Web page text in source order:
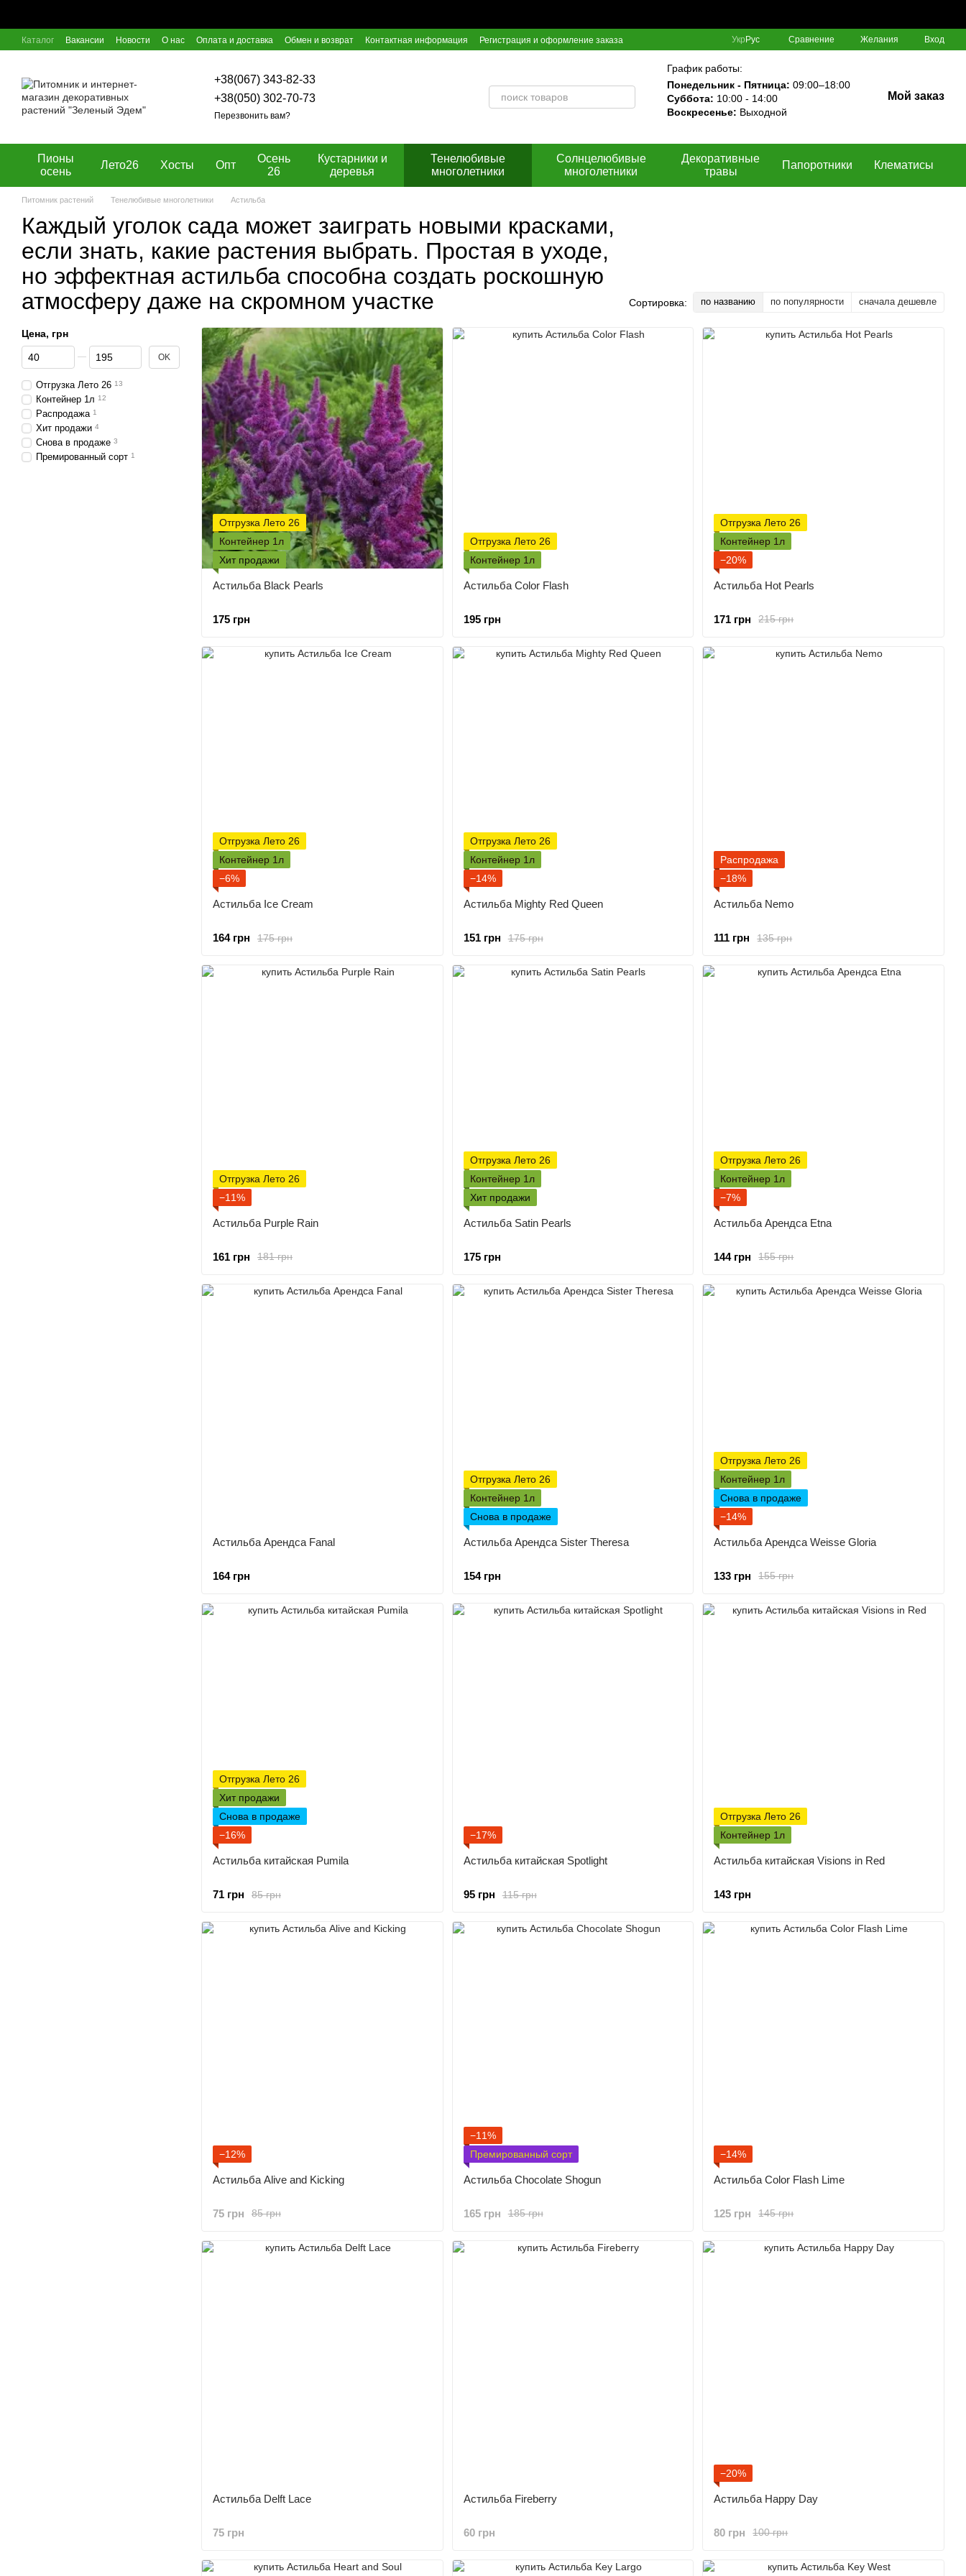
Каталог Вакансии Новости О нас Оплата и доставка Обмен и возврат Контактная информация
Регистрация и оформление заказа
Укр Рус Сравнение Желания Вход
+38(067) 343-82-33
+38(050) 302-70-73
Перезвонить вам?
График работы:
Понедельник - Пятница: 09:00–18:00
Суббота: 10:00 - 14:00
Воскресенье: Выходной
Мой заказ
Пионы
осень
Лето26 Хосты Опт
Осень
26
Кустарники и
деревья
Тенелюбивые
многолетники
Солнцелюбивые
многолетники
Декоративные
травы
Папоротники Клематисы
Питомник растений Тенелюбивые многолетники Астильба
Каждый уголок сада может заиграть новыми красками,
если знать, какие растения выбрать. Простая в уходе,
но эффектная астильба способна создать роскошную
атмосферу даже на скромном участке
Сортировка: по названию по популярности сначала дешевле
Отгрузка Лето 26
Контейнер 1л
Хит продажи
Астильба Black Pearls
175 грн
Отгрузка Лето 26
Контейнер 1л
Астильба Color Flash
195 грн
Отгрузка Лето 26
Контейнер 1л
−20%
Астильба Hot Pearls
215 грн
171 грн
Отгрузка Лето 26
Контейнер 1л
−6%
Астильба Ice Cream
175 грн
164 грн
Отгрузка Лето 26
Контейнер 1л
−14%
Астильба Mighty Red Queen
175 грн
151 грн
Распродажа
−18%
Астильба Nemo
135 грн
111 грн
Отгрузка Лето 26
−11%
Астильба Purple Rain
181 грн
161 грн
Отгрузка Лето 26
Контейнер 1л
Хит продажи
Астильба Satin Pearls
175 грн
Отгрузка Лето 26
Контейнер 1л
−7%
Астильба Арендса Etna
155 грн
144 грн
Астильба Арендса Fanal
164 грн
Отгрузка Лето 26
Контейнер 1л
Снова в продаже
Астильба Арендса Sister Theresa
154 грн
Отгрузка Лето 26
Контейнер 1л
Снова в продаже
−14%
Астильба Арендса Weisse Gloria
155 грн
133 грн
Отгрузка Лето 26
Хит продажи
Снова в продаже
−16%
Астильба китайская Pumila
85 грн
71 грн
−17%
Астильба китайская Spotlight
115 грн
95 грн
Отгрузка Лето 26
Контейнер 1л
Астильба китайская Visions in Red
143 грн
−12%
Астильба Alive and Kicking
85 грн
75 грн
−11%
Премированный сорт
Астильба Chocolate Shogun
185 грн
165 грн
−14%
Астильба Color Flash Lime
145 грн
125 грн
Астильба Delft Lace
75 грн
Астильба Fireberry
60 грн
−20%
Астильба Happy Day
100 грн
80 грн
Цена, грн
От Цена, грн
До Цена, грн OK
Отгрузка Лето 26 13
Контейнер 1л 12
Распродажа 1
Хит продажи 4
Снова в продаже 3
Премированный сорт 1